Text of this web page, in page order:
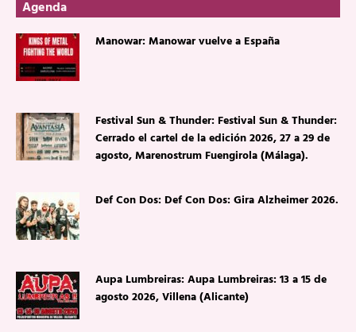
Agenda
Manowar: Manowar vuelve a España
Festival Sun & Thunder: Festival Sun & Thunder:
Cerrado el cartel de la edición 2026, 27 a 29 de
agosto, Marenostrum Fuengirola (Málaga).
Def Con Dos: Def Con Dos: Gira Alzheimer 2026.
Aupa Lumbreiras: Aupa Lumbreiras: 13 a 15 de
agosto 2026, Villena (Alicante)